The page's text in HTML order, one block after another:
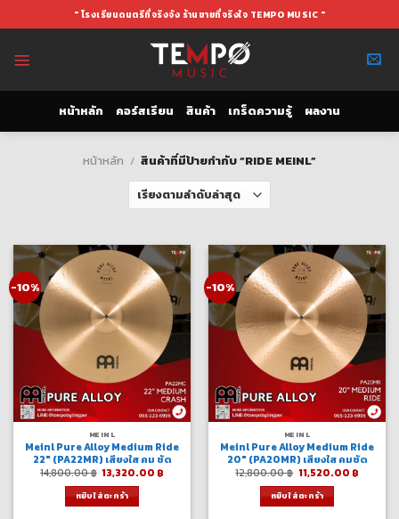
to
" โรงเรียนดนตรีที่จริงจัง ร้านขายที่จริงใจ TEMPO MUSIC "
หน้าหลัก คอร์สเรียน สินค้า เกร็ดความรู้ ผลงาน
หน้าหลัก / สินค้าที่มีป้ายกำกับ “RIDE MEINL”
-10%
MEINL
Meinl Pure Alloy Medium Ride
22″ (PA22MR) เสียงใส คม ชัด
14,800.00฿ Original
price
was:
14,800.00 ฿.
13,320.00 ฿
หยิบใส่ตะกร้า
-10%
MEINL
Meinl Pure Alloy Medium Ride
20″ (PA20MR) เสียงใส คมชัด
12,800.00฿ Original
price
was:
12,800.00 ฿.
11,520.00 ฿
หยิบใส่ตะกร้า